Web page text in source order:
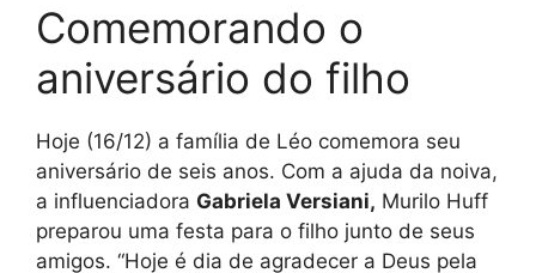
Comemorando o
aniversário do filho
Hoje (16/12) a família de Léo comemora seu
aniversário de seis anos. Com a ajuda da noiva,
a influenciadora Gabriela Versiani, Murilo Huff
preparou uma festa para o filho junto de seus
amigos. “Hoje é dia de agradecer a Deus pela